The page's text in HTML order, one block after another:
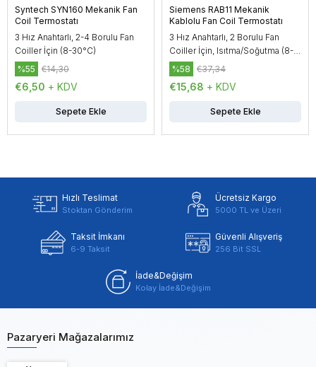
Syntech SYN160 Mekanik Fan
Coil Termostatı
3 Hız Anahtarlı, 2-4 Borulu Fan
Coiller İçin (8-30°C)
€6,50 + KDV
%55 €14,30
Sepete Ekle
Siemens RAB11 Mekanik
Kablolu Fan Coil Termostatı
3 Hız Anahtarlı, 2 Borulu Fan
Coiller İçin, Isıtma/Soğutma (8-
30°C)
€15,68 + KDV
%58 €37,34
Sepete Ekle
Hızlı Teslimat
Stoktan Gönderim
Ücretsiz Kargo
5000 TL ve Üzeri
Taksit İmkanı
6-9 Taksit
Güvenli Alışveriş
256 Bit SSL
İade&Değişim
Kolay İade&Değişim
Pazaryeri Mağazalarımız